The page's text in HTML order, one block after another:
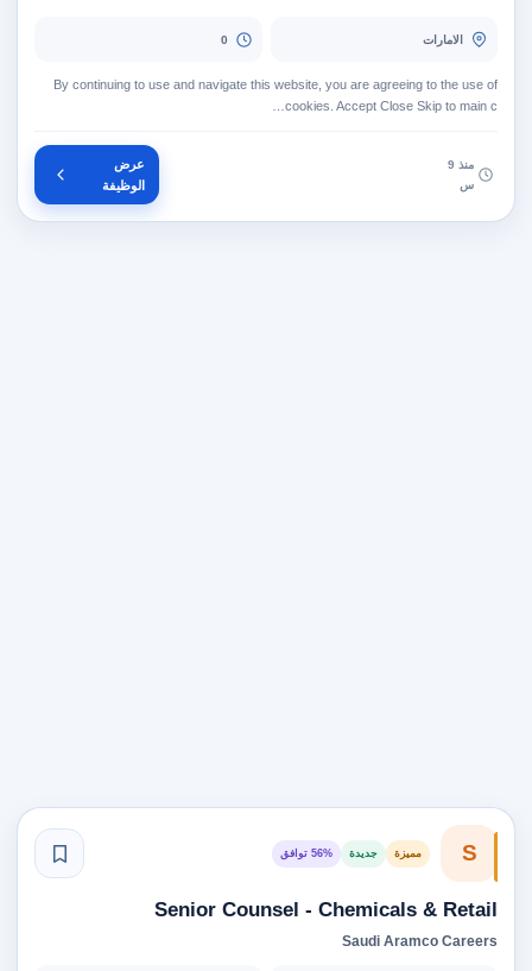
الامارات 0
By continuing to use and navigate this website, you are agreeing to the use of
cookies. Accept Close Skip to main c…
منذ 9
س
عرض
الوظيفة
S مميزة جديدة 56% توافق
Senior Counsel - Chemicals & Retail
Saudi Aramco Careers